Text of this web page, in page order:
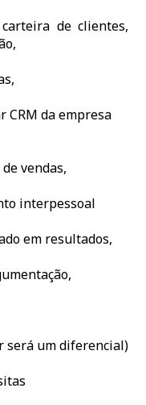
de clientes,
CRM da empresa
vendas,
interpessoal
em resultados,
será um diferencial)